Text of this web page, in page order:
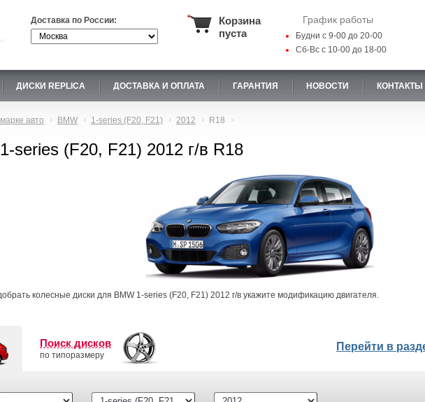
Доставка по России:
Корзина
пуста
График работы
Будни с 9-00 до 20-00
Сб-Вс с 10-00 до 18-00
ДИСКИ REPLICA ДОСТАВКА И ОПЛАТА ГАРАНТИЯ НОВОСТИ КОНТАКТЫ
авто BMW 1-series (F20, F21) 2012 R18
series (F20, F21) 2012 г/в R18
колесные диски для BMW 1-series (F20, F21) 2012 г/в укажите модификацию двигателя.
Перейти в
Поиск дисков
по типоразмеру